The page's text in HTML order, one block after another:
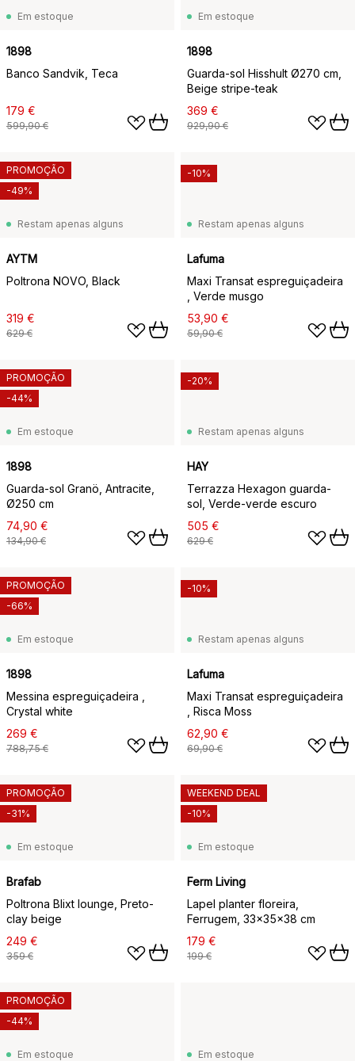
Em estoque
1898
Banco Sandvik, Teca
179 €
599,90 €
Em estoque
1898
Guarda-sol Hisshult Ø270 cm,
Beige stripe-teak
369 €
929,90 €
Restam apenas alguns
AYTM
Poltrona NOVO, Black
319 €
629 €
PROMOÇÃO
-49%
Restam apenas alguns
Lafuma
Maxi Transat espreguiçadeira
, Verde musgo
53,90 €
59,90 €
-10%
Em estoque
1898
Guarda-sol Granö, Antracite,
Ø250 cm
74,90 €
134,90 €
PROMOÇÃO
-44%
Restam apenas alguns
HAY
Terrazza Hexagon guarda-
sol, Verde-verde escuro
505 €
629 €
-20%
Em estoque
1898
Messina espreguiçadeira ,
Crystal white
269 €
788,75 €
PROMOÇÃO
-66%
Restam apenas alguns
Lafuma
Maxi Transat espreguiçadeira
, Risca Moss
62,90 €
69,90 €
-10%
Em estoque
Brafab
Poltrona Blixt lounge, Preto-
clay beige
249 €
359 €
PROMOÇÃO
-31%
Em estoque
Ferm Living
Lapel planter floreira,
Ferrugem, 33x35x38 cm
179 €
199 €
WEEKEND DEAL
-10%
Em estoque
PROMOÇÃO
-44%
Em estoque